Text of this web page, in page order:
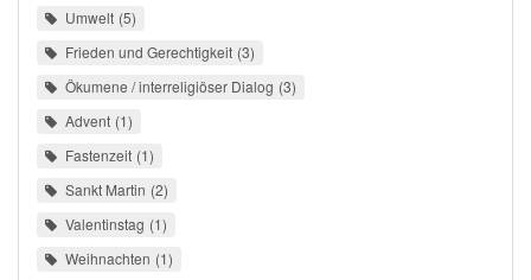
Umwelt 5
Frieden und Gerechtigkeit 3
Ökumene / interreligiöser Dialog 3
Advent 1
Fastenzeit 1
Sankt Martin 2
Valentinstag 1
Weihnachten 1